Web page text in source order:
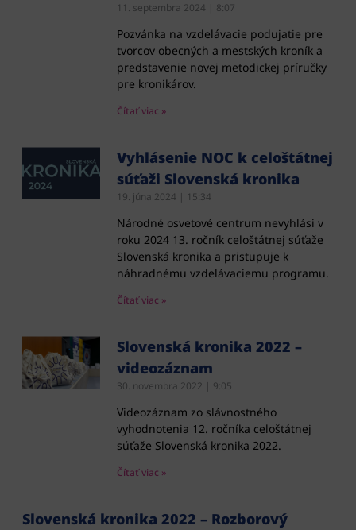
11. septembra 2024 8:07
Pozvánka na vzdelávacie podujatie pre
tvorcov obecných a mestských kroník a
predstavenie novej metodickej príručky
pre kronikárov.
Čítať viac »
Vyhlásenie NOC k celoštátnej
súťaži Slovenská kronika
19. júna 2024 15:34
Národné osvetové centrum nevyhlási v
roku 2024 13. ročník celoštátnej súťaže
Slovenská kronika a pristupuje k
náhradnému vzdelávaciemu programu.
Čítať viac »
Slovenská kronika 2022 –
videozáznam
30. novembra 2022 9:05
Videozáznam zo slávnostného
vyhodnotenia 12. ročníka celoštátnej
súťaže Slovenská kronika 2022.
Čítať viac »
Slovenská kronika 2022 – Rozborový